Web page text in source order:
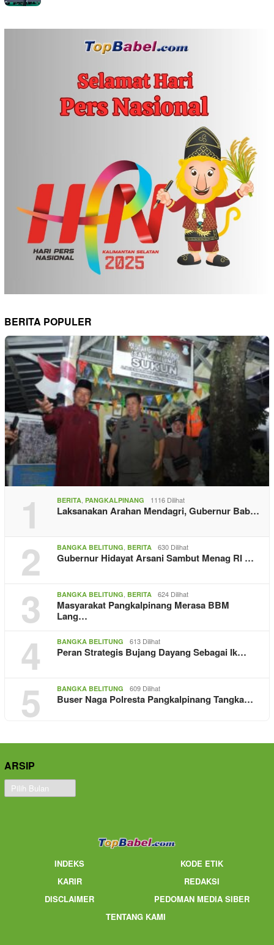
BERITA POPULER
1 BERITA PANGKALPINANG 1116 Dilihat
Laksanakan Arahan Mendagri, Gubernur Bab…
2 BANGKA BELITUNG BERITA 630 Dilihat
Gubernur Hidayat Arsani Sambut Menag RI …
3 BANGKA BELITUNG BERITA 624 Dilihat
Masyarakat Pangkalpinang Merasa BBM
Lang…
4 BANGKA BELITUNG 613 Dilihat
Peran Strategis Bujang Dayang Sebagai Ik…
5 BANGKA BELITUNG 609 Dilihat
Buser Naga Polresta Pangkalpinang Tangka…
ARSIP
Arsip
INDEKS
KODE ETIK
KARIR
REDAKSI
DISCLAIMER
PEDOMAN MEDIA SIBER
TENTANG KAMI